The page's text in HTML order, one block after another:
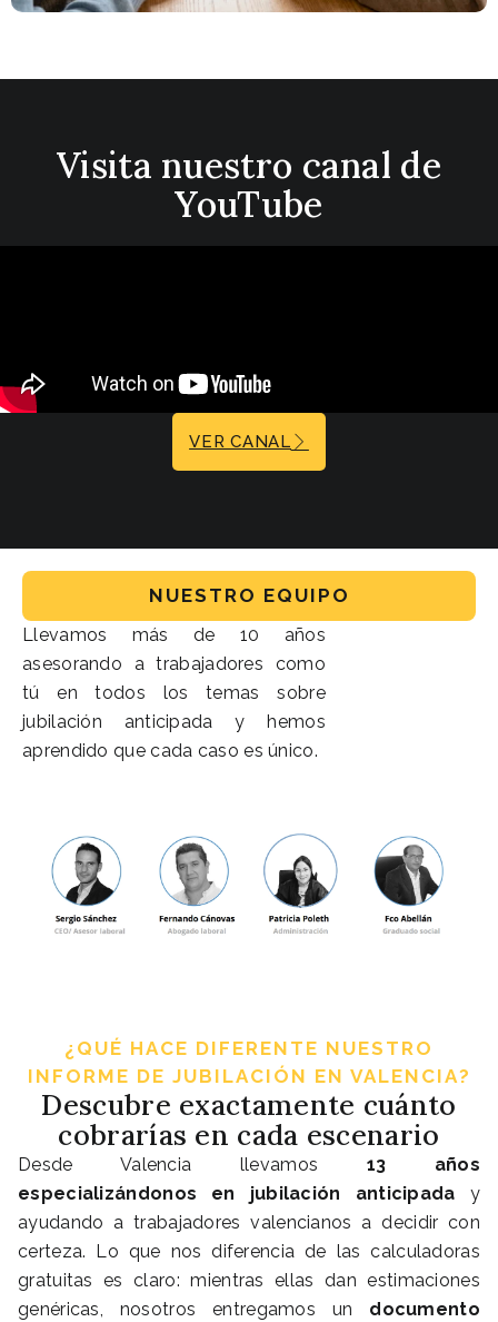
Visita nuestro canal de
YouTube
VER CANAL
NUESTRO EQUIPO
Llevamos más de 10 años
asesorando a trabajadores como
tú en todos los temas sobre
jubilación anticipada y hemos
aprendido que cada caso es único.
¿QUÉ HACE DIFERENTE NUESTRO
INFORME DE JUBILACIÓN EN VALENCIA?
Descubre exactamente cuánto
cobrarías en cada escenario
Desde Valencia llevamos 13 años
especializándonos en jubilación anticipada y
ayudando a trabajadores valencianos a decidir con
certeza. Lo que nos diferencia de las calculadoras
gratuitas es claro: mientras ellas dan estimaciones
genéricas, nosotros entregamos un documento